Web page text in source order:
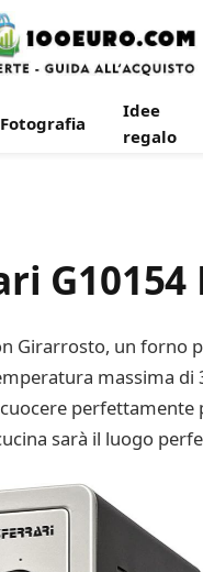
Fotografia
Idee
regalo
G10154
Girarrosto, un
massima di
sarà il luogo